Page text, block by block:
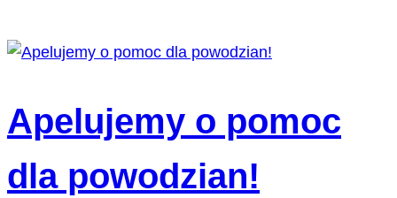
Apelujemy o pomoc
dla powodzian!